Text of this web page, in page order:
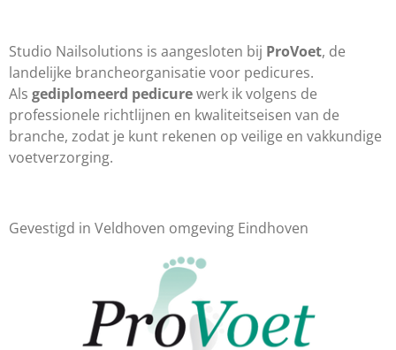
Studio Nailsolutions is aangesloten bij ProVoet, de
landelijke brancheorganisatie voor pedicures.
Als gediplomeerd pedicurewerk ik volgens de
professionele richtlijnen en kwaliteitseisen van de
branche, zodat je kunt rekenen op veilige en vakkundige
voetverzorging.
Gevestigd in Veldhoven omgeving Eindhoven